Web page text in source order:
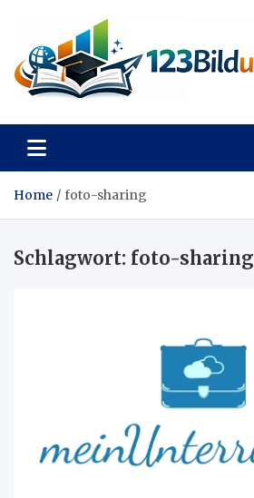
content
123Bildung
Home foto-sharing
Schlagwort: foto-sharing